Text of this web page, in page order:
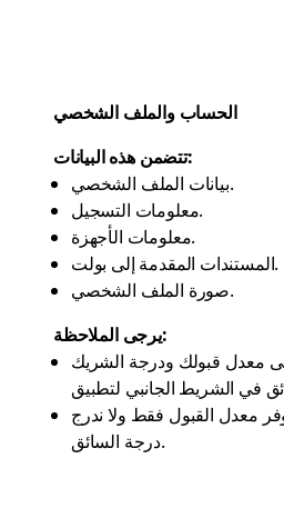
الحساب والملف الشخصي
تتضمن هذه البيانات:
بيانات الملف الشخصي.
معلومات التسجيل.
معلومات الأجهزة.
المستندات المقدمة إلى بولت.
صورة الملف الشخصي.
يرجى الملاحظة:
معدل قبولك ودرجة الشريك
معدل القبول فقط ولا ندرج
درجة السائق.